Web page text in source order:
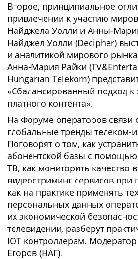
Второе, принципиальное
привлечении к участию
Найджела Уолли и Анны-
Найджел Уолли (Decipher)
и аналитикой мирового
Анна-Мария Райки
Hungarian Telekom)
«Сбалансированный подход к
платного контента».
На Форуме операторов связи
глобальные тренды телеком-
Поговорят о том, как
абонентской базы с помощью
ТВ, как мониторить качество
видеостриминг сервисов при
как на практике применять
персональных данных
их экономической
телевидении, разберут
IOT контроллерам.
Егоров (НАГ).